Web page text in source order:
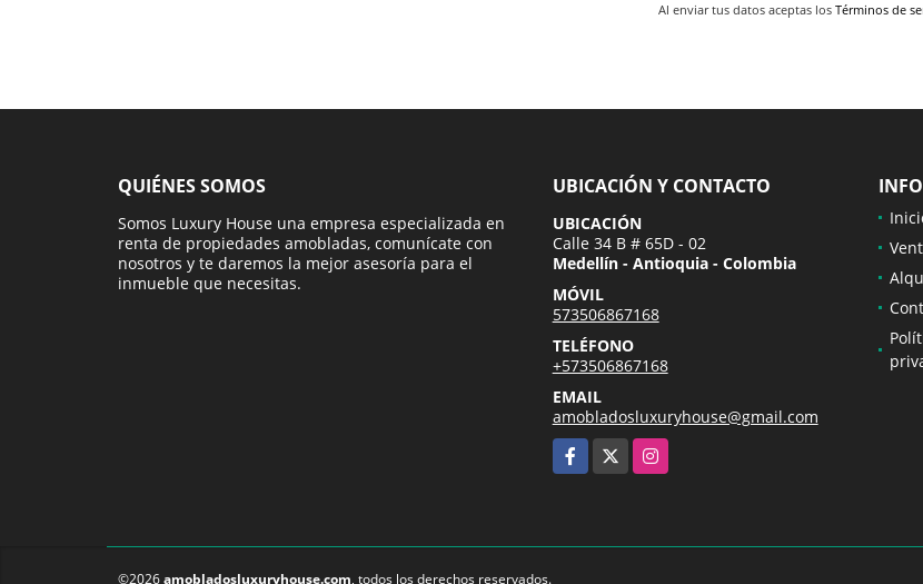
Al enviar tus datos aceptas los Términos de
QUIÉNES SOMOS
Somos Luxury House una empresa especializada en
renta de propiedades amobladas, comunícate con
nosotros y te daremos la mejor asesoría para el
inmueble que necesitas.
UBICACIÓN Y CONTACTO
UBICACIÓN
Calle 34 B # 65D - 02
Medellín - Antioquia - Colombia
MÓVIL
573506867168
TELÉFONO
+573506867168
EMAIL
amobladosluxuryhouse@gmail.com
Facebook
Instagram
©2026amobladosluxuryhouse.com, todos los derechos reservados.